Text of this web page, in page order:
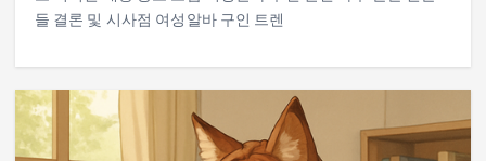
들 결론 및 시사점 여성알바 구인 트렌